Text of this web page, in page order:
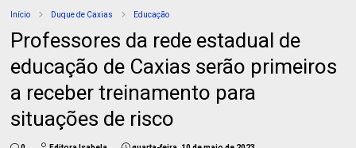
Início Duque de Caxias Educação
Professores da rede estadual de
educação de Caxias serão primeiros
a receber treinamento para
situações de risco